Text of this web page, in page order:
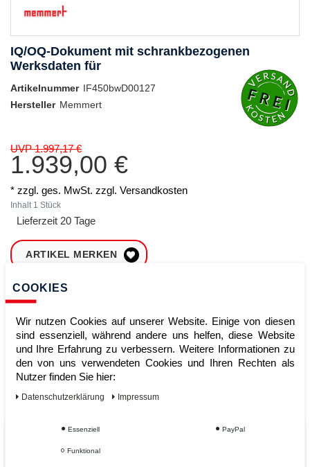
IQ/OQ-Dokument mit schrankbezogenen
Werksdaten für
Artikelnummer IF450bwD00127
Hersteller Memmert
UVP 1.997,17 €
1.939,00 €
* zzgl. ges. MwSt. zzgl. Versandkosten
Inhalt 1 Stück
Lieferzeit 20 Tage
ARTIKEL MERKEN
ZUM WARENKORB
Sofort lieferbar
Kauf auf Rechnung
COOKIES
Wir nutzen Cookies auf unserer Website. Einige von diesen
sind essenziell, während andere uns helfen, diese Website
und Ihre Erfahrung zu verbessern. Weitere Informationen zu
den von uns verwendeten Cookies und Ihren Rechten als
Nutzer finden Sie hier:
Daten­schutz­erklärung Impressum
Essenziell PayPal
Funktional